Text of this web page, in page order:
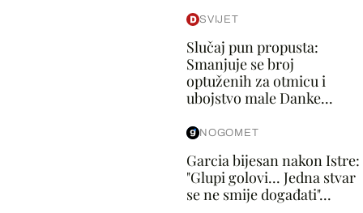
SVIJET
Slučaj pun propusta:
Smanjuje se broj
optuženih za otmicu i
ubojstvo male Danke...
NOGOMET
Garcia bijesan nakon Istre:
"Glupi golovi... Jedna stvar
se ne smije događati"...